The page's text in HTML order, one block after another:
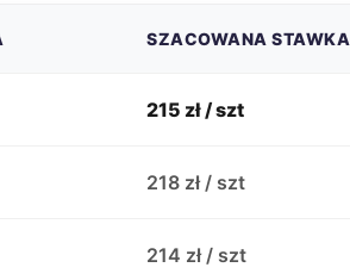
SZACOWANA STAWKA
215 zł / szt
218 zł / szt
214 zł / szt